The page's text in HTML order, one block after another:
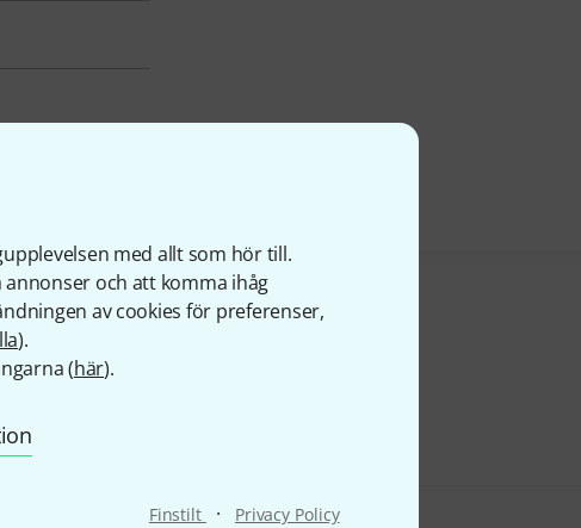
med allt som hör till.
och att komma ihåg
av cookies för preferenser,
).
(här).
Finstilt · Privacy Policy